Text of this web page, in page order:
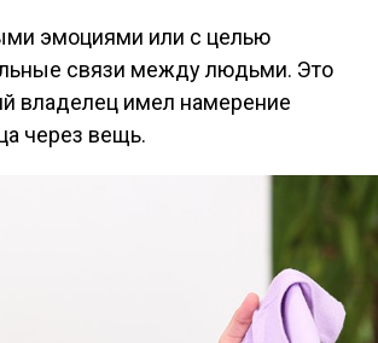
эмоциями или с целью
связи между людьми. Это
владелец имел намерение
через вещь.